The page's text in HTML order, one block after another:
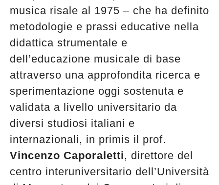
musica risale al 1975 – che ha definito
metodologie e prassi educative nella
didattica strumentale e
dell’educazione musicale di base
attraverso una approfondita ricerca e
sperimentazione oggi sostenuta e
validata a livello universitario da
diversi studiosi italiani e
internazionali, in primis il prof.
Vincenzo Caporaletti, direttore del
centro interuniversitario dell’Università